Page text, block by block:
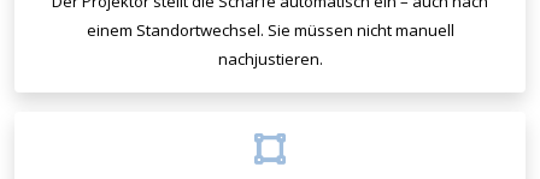
einem Standortwechsel. Sie müssen nicht manuell
nachjustieren.